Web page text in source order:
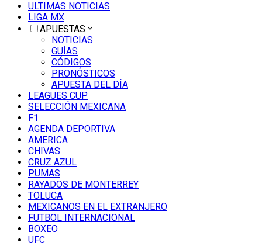
ULTIMAS NOTICIAS
LIGA MX
APUESTAS
NOTICIAS
GUÍAS
CÓDIGOS
PRONÓSTICOS
APUESTA DEL DÍA
LEAGUES CUP
SELECCIÓN MEXICANA
F1
AGENDA DEPORTIVA
AMERICA
CHIVAS
CRUZ AZUL
PUMAS
RAYADOS DE MONTERREY
TOLUCA
MEXICANOS EN EL EXTRANJERO
FUTBOL INTERNACIONAL
BOXEO
UFC